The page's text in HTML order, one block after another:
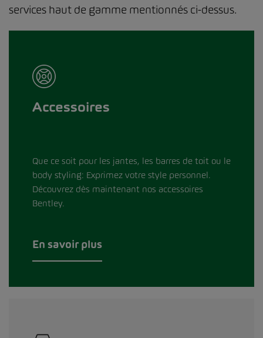
services haut de gamme mentionnés ci-dessus.
Accessoires
Que ce soit pour les jantes, les barres de toit ou le
body styling: Exprimez votre style personnel.
Découvrez dès maintenant nos accessoires
Bentley.
En savoir plus